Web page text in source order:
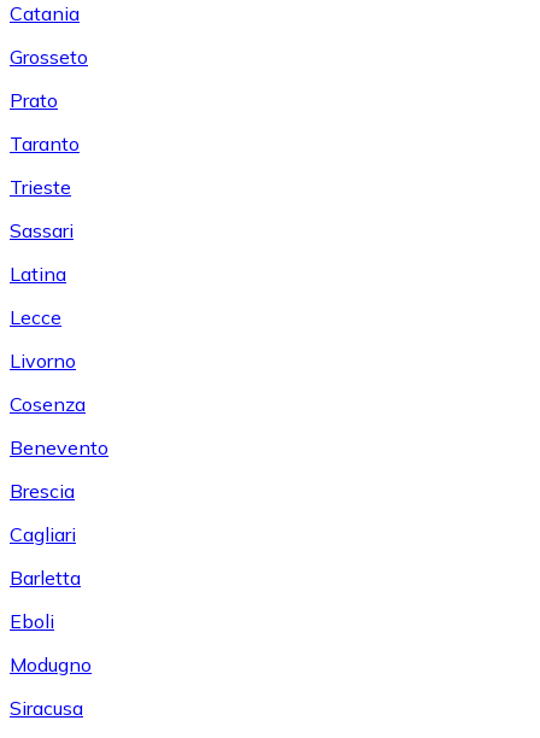
Catania
Grosseto
Prato
Taranto
Trieste
Sassari
Latina
Lecce
Livorno
Cosenza
Benevento
Brescia
Cagliari
Barletta
Eboli
Modugno
Siracusa